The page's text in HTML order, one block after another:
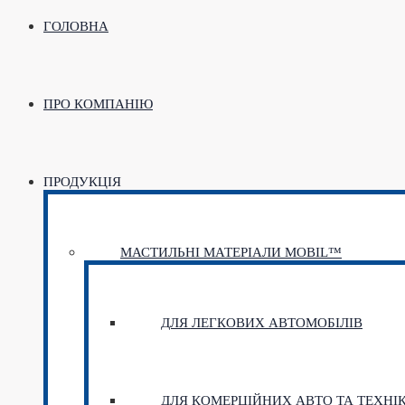
ГОЛОВНА
ПРО КОМПАНІЮ
ПРОДУКЦІЯ
МАСТИЛЬНІ МАТЕРІАЛИ MOBIL™
ДЛЯ ЛЕГКОВИХ АВТОМОБІЛІВ
ДЛЯ КОМЕРЦІЙНИХ АВТО ТА